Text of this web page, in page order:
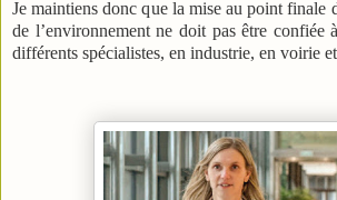
Je maintiens donc que la mise au point finale
de l’environnement ne doit pas être confiée
différents spécialistes, en industrie, en voirie